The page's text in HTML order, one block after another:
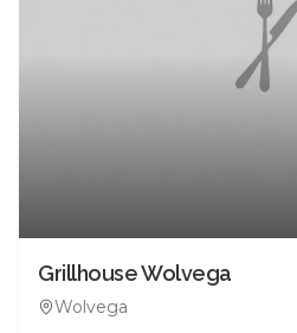
Grillhouse Wolvega
Wolvega